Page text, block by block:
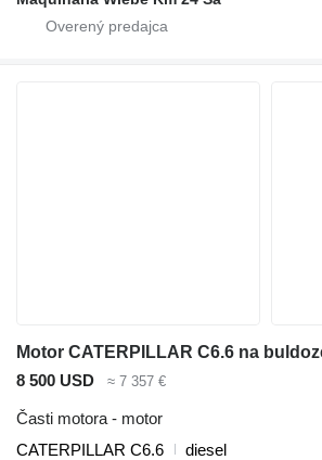
8 500 USD ≈ 7 357 €
Časti motora - motor
CATERPILLAR C6.6
diesel